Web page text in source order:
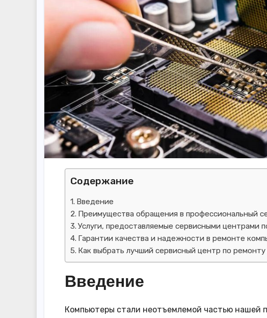
Содержание
Введение
Преимущества обращения в профессиональный
Услуги, предоставляемые сервисными центрами
Гарантии качества и надежности в ремонте
Как выбрать лучший сервисный центр по
Введение
Компьютеры стали неотъемлемой частью нашей